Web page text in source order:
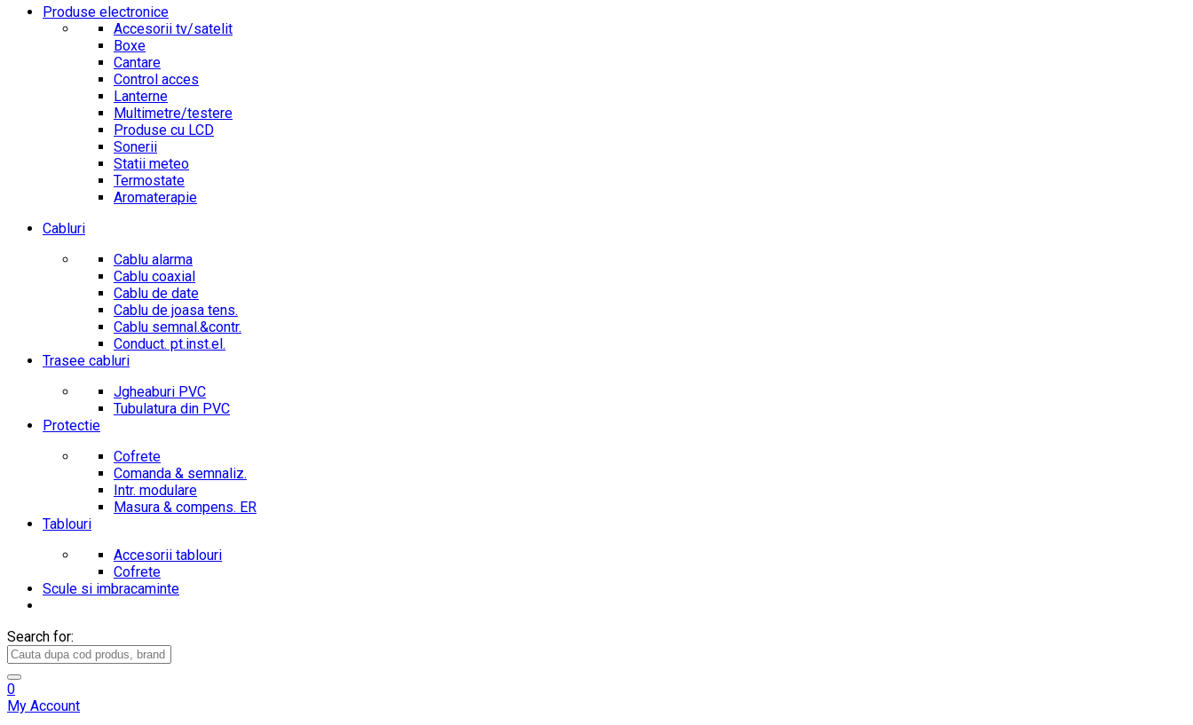
Produse electronice
Accesorii tv/satelit
Boxe
Cantare
Control acces
Lanterne
Multimetre/testere
Produse cu LCD
Sonerii
Statii meteo
Termostate
Aromaterapie
Cabluri
Cablu alarma
Cablu coaxial
Cablu de date
Cablu de joasa tens.
Cablu semnal.&contr.
Conduct. pt.inst.el.
Trasee cabluri
Jgheaburi PVC
Tubulatura din PVC
Protectie
Cofrete
Comanda & semnaliz.
Intr. modulare
Masura & compens. ER
Tablouri
Accesorii tablouri
Cofrete
Scule si imbracaminte
Search for:
0
My Account